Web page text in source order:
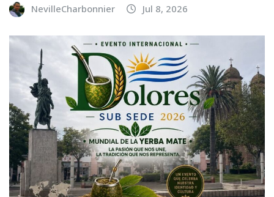
NevilleCharbonnier Jul 8, 2026